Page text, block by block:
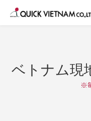
ベトナム現
※